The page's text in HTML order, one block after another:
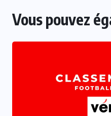
Vous pouvez